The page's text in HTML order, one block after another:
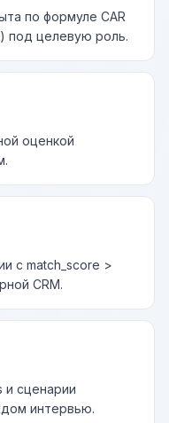
по формуле CAR
под целевую роль.
оценкой
с match_score >
CRM.
и сценарии
интервью.